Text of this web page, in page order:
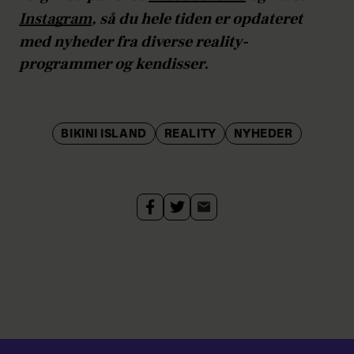
Instagram, så du hele tiden er opdateret
med nyheder fra diverse reality-
programmer og kendisser.
BIKINI ISLAND REALITY NYHEDER